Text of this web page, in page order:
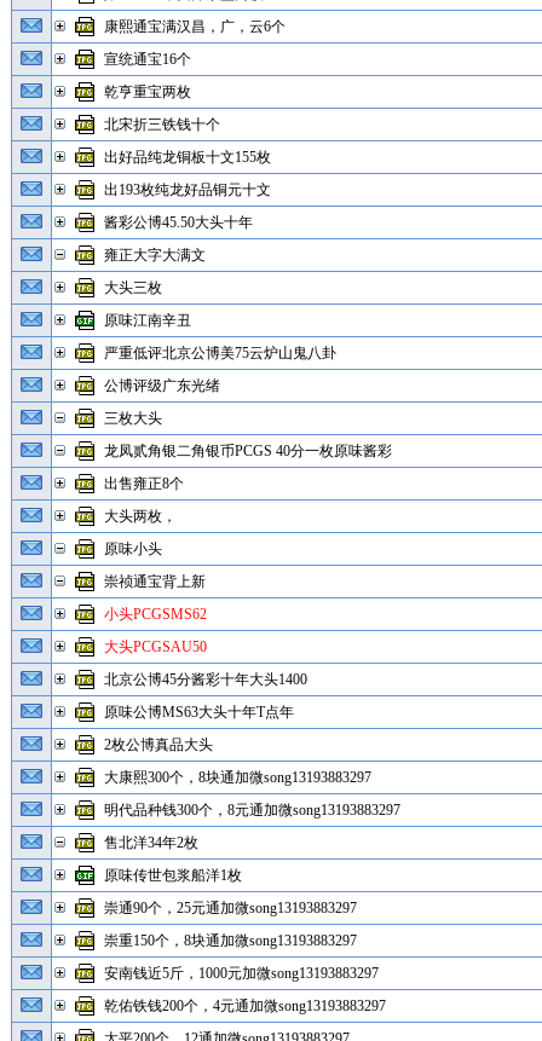
康熙通宝满汉昌，广，云6个
宣统通宝16个
乾亨重宝两枚
北宋折三铁钱十个
出好品纯龙铜板十文155枚
出193枚纯龙好品铜元十文
酱彩公博45.50大头十年
雍正大字大满文
大头三枚
原味江南辛丑
严重低评北京公博美75云炉山鬼八卦
公博评级广东光绪
三枚大头
龙凤贰角银二角银币PCGS 40分一枚原味酱彩
出售雍正8个
大头两枚，
原味小头
崇祯通宝背上新
小头PCGSMS62
大头PCGSAU50
北京公博45分酱彩十年大头1400
原味公博MS63大头十年T点年
2枚公博真品大头
大康熙300个，8块通加微song13193883297
明代品种钱300个，8元通加微song13193883297
售北洋34年2枚
原味传世包浆船洋1枚
崇通90个，25元通加微song13193883297
崇重150个，8块通加微song13193883297
安南钱近5斤，1000元加微song13193883297
乾佑铁钱200个，4元通加微song13193883297